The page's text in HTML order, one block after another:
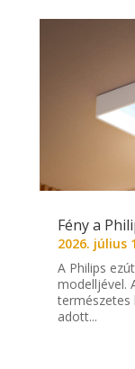
Fény a
2026. július
A Philips
modelljével.
természetes
adott...